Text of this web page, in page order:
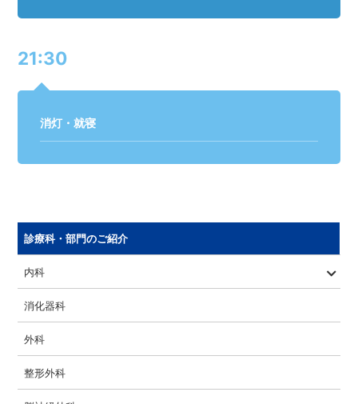
21:30
消灯・就寝
診療科・部門のご紹介
内科
消化器科
外科
整形外科